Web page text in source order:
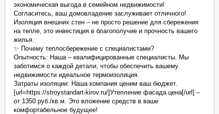
экономическая выгода в семейном недвижимости!
Согласитесь, ваш домовладение заслуживает отличного!
Изоляция внешних стен – не просто решение для сбережения
на тепле, это инвестиция в благополучие и прочность вашего
жилья.
✨ Почему теплосбережение с специалистами?
Опытность: Наша – квалифицированные специалисты. Мы
заботимся о каждой детали, чтобы обеспечить вашему
недвижимости идеальное термоизоляция.
Затраты изоляции: Наша компания ценим ваш бюджет.
[url=https://stroystandart-kirov.ru/]Утепление фасада цена[/url] –
от 1350 руб./кв.м. Это вложение средств в ваше
комфортабельное будущее!